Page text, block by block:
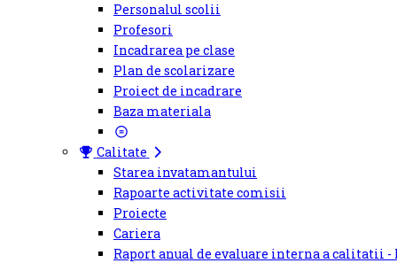
Personalul scolii
Profesori
Incadrarea pe clase
Plan de scolarizare
Proiect de incadrare
Baza materiala
Calitate
Starea invatamantului
Rapoarte activitate comisii
Proiecte
Cariera
Raport anual de evaluare interna a calitatii -